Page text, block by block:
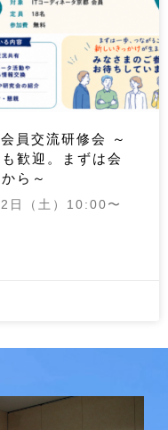
員交流研修会 ～
歓迎。まずは会
ら～
日（土）10:00〜